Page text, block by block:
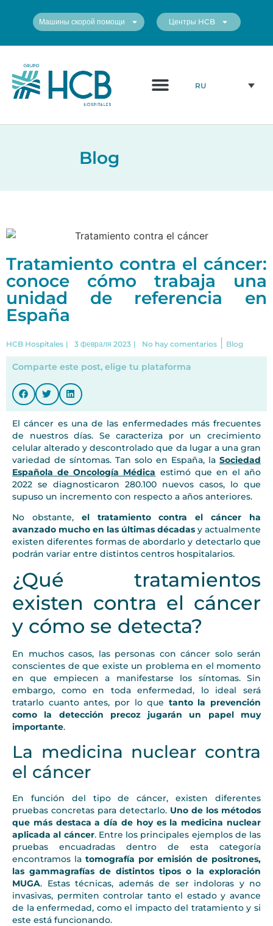
Машины скорой помощи Центры HCB
RU
Blog
Tratamiento contra el cáncer:
conoce cómo trabaja una
unidad de referencia en
España
HCB Hospitales | 3 февраля 2023 | No hay comentarios Blog
Comparte este post, elige tu plataforma
El cáncer es una de las enfermedades más frecuentes
de nuestros días. Se caracteriza por un crecimiento
celular alterado y descontrolado que da lugar a una gran
variedad de síntomas. Tan solo en España, la Sociedad
Española de Oncología Médica estimó que en el año
2022 se diagnosticaron 280.100 nuevos casos, lo que
supuso un incremento con respecto a años anteriores.
No obstante, el tratamiento contra el cáncer ha
avanzado mucho en las últimas décadas y actualmente
existen diferentes formas de abordarlo y detectarlo que
podrán variar entre distintos centros hospitalarios.
¿Qué tratamientos
existen contra el cáncer
y cómo se detecta?
En muchos casos, las personas con cáncer solo serán
conscientes de que existe un problema en el momento
en que empiecen a manifestarse los síntomas. Sin
embargo, como en toda enfermedad, lo ideal será
tratarlo cuanto antes, por lo que tanto la prevención
como la detección precoz jugarán un papel muy
importante.
La medicina nuclear contra
el cáncer
En función del tipo de cáncer, existen diferentes
pruebas concretas para detectarlo. Uno de los métodos
que más destaca a día de hoy es la medicina nuclear
aplicada al cáncer. Entre los principales ejemplos de las
pruebas encuadradas dentro de esta categoría
encontramos la tomografía por emisión de positrones,
las gammagrafías de distintos tipos o la exploración
MUGA. Estas técnicas, además de ser indoloras y no
invasivas, permiten controlar tanto el estado y avance
de la enfermedad, como el impacto del tratamiento y si
este está funcionando.